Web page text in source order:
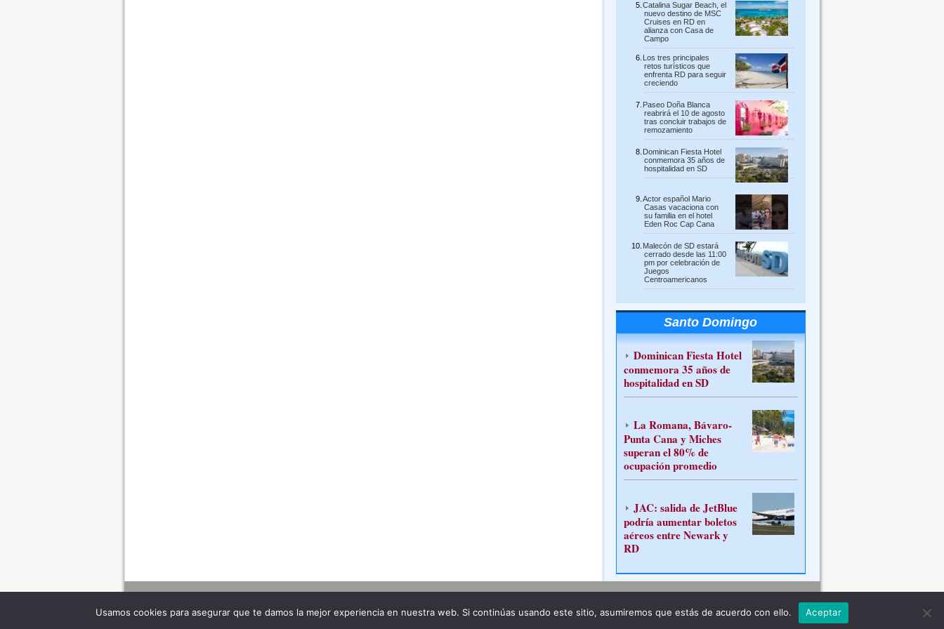
Catalina Sugar Beach, el
nuevo destino de MSC
Cruises en RD en
alianza con Casa de
Campo
Los tres principales
retos turísticos que
enfrenta RD para seguir
creciendo
Paseo Doña Blanca
reabrirá el 10 de agosto
tras concluir trabajos de
remozamiento
Dominican Fiesta Hotel
conmemora 35 años de
hospitalidad en SD
Actor español Mario
Casas vacaciona con
su familia en el hotel
Eden Roc Cap Cana
Malecón de SD estará
cerrado desde las 11:00
pm por celebración de
Juegos
Centroamericanos
Santo Domingo
Dominican Fiesta Hotel
conmemora 35 años de
hospitalidad en SD
La Romana, Bávaro-
Punta Cana y Miches
superan el 80% de
ocupación promedio
JAC: salida de JetBlue
podría aumentar boletos
aéreos entre Newark y
RD
Usamos cookies para asegurar que te damos la mejor experiencia en nuestra web. Si continúas usando este sitio, asumiremos que estás de acuerdo con ello. Aceptar